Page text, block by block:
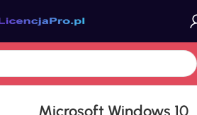
Windows 10
Microsoft Windows 10